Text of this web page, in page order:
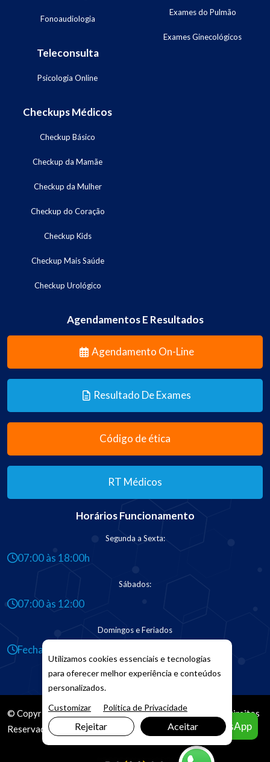
Fonoaudiologia
Teleconsulta
Psicologia Online
Exames do Pulmão
Exames Ginecológicos
Checkups Médicos
Checkup Básico
Checkup da Mamãe
Checkup da Mulher
Checkup do Coração
Checkup Kids
Checkup Mais Saúde
Checkup Urológico
Agendamentos E Resultados
Agendamento On-Line
Resultado De Exames
Código de ética
RT Médicos
Horários Funcionamento
Segunda a Sexta:
07:00 às 18:00h
Sábados:
07:00 às 12:00
Domingos e Feriados
Fechado
© Copyright 2026. DIVIAMarketing Digital. Todos os Direitos
Reservados
Agendar pelo WhatsApp
Utilizamos cookies essenciais e tecnologias
para oferecer melhor experiência e conteúdos
personalizados.
Customizar
Política de Privacidade
Rejeitar Aceitar